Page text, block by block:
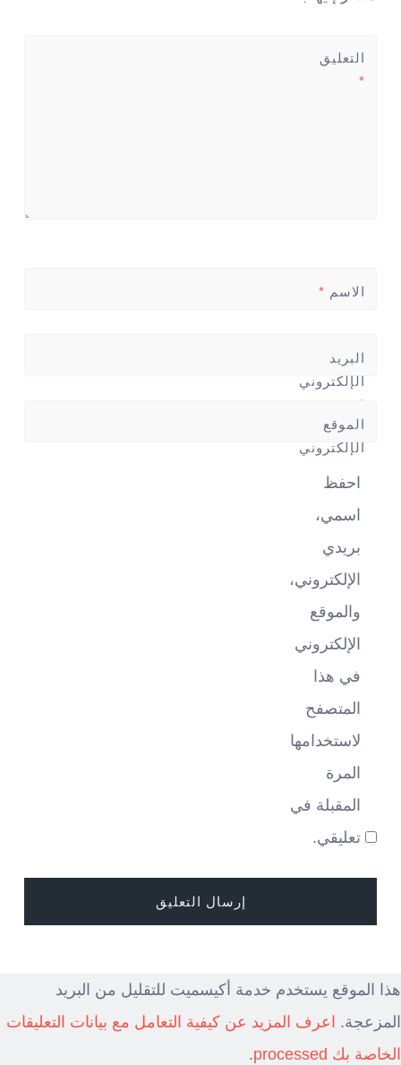
التعليق
*
الاسم *
البريد
الإلكتروني
*
الموقع
الإلكتروني
احفظ
اسمي،
بريدي
الإلكتروني،
والموقع
الإلكتروني
في هذا
المتصفح
لاستخدامها
المرة
المقبلة في
تعليقي.
هذا الموقع يستخدم خدمة أكيسميت للتقليل من البريد
المزعجة.
اعرف المزيد عن كيفية التعامل مع بيانات التعليقات
الخاصة بك processed
.